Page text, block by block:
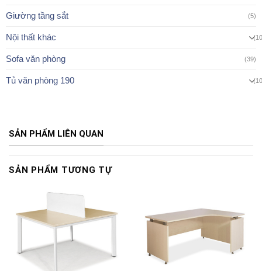
Giường tầng sắt (5)
Nội thất khác
Sofa văn phòng (39)
Tủ văn phòng 190
SẢN PHẨM LIÊN QUAN
SẢN PHẨM TƯƠNG TỰ